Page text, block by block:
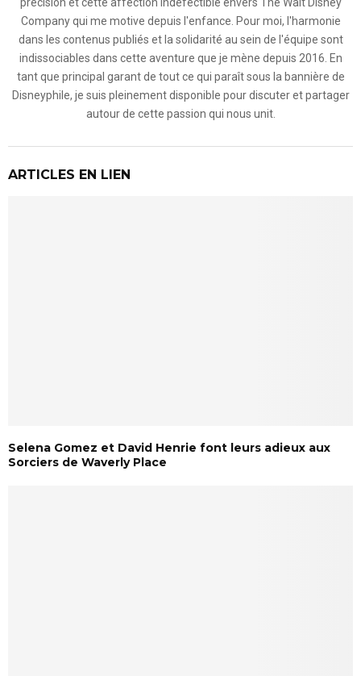
Company qui me motive depuis l'enfance. Pour moi, l'harmonie
dans les contenus publiés et la solidarité au sein de l'équipe sont
indissociables dans cette aventure que je mène depuis 2016. En
tant que principal garant de tout ce qui paraît sous la bannière de
Disneyphile, je suis pleinement disponible pour discuter et partager
autour de cette passion qui nous unit.
ARTICLES EN LIEN
Selena Gomez et David Henrie font leurs adieux aux
Sorciers de Waverly Place